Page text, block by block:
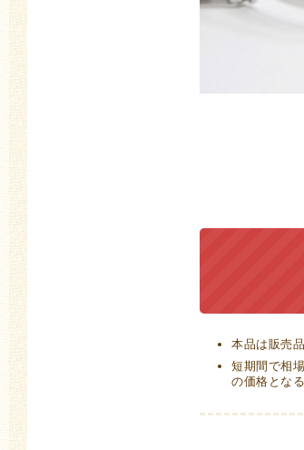
本品は販売
短期間で相
の価格とな